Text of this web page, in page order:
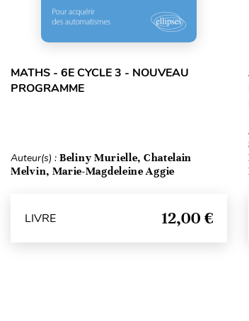
MATHS - 6E CYCLE 3 - NOUVEAU
PROGRAMME
Auteur(s) : Beliny Murielle, Chatelain
Melvin, Marie-Magdeleine Aggie
LIVRE 12,00 €